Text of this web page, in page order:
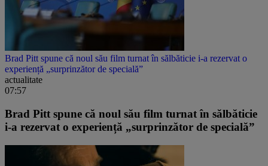
Brad Pitt spune că noul său film turnat în sălbăticie i-a rezervat o
experiență „surprinzător de specială”
actualitate
07:57
Brad Pitt spune că noul său film turnat în sălbăticie
i-a rezervat o experiență „surprinzător de specială”